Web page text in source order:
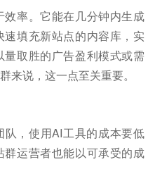
率。它能在几分钟内生成
填充新站点的内容库，实
取胜的广告盈利模式或需
来说，这一点至关重要。
，使用AI工具的成本要低
运营者也能以可承受的成